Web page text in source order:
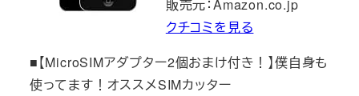
販売元：Amazon.co.jp
クチコミを見る
■【MicroSIMアダプター2個おまけ付き！】僕自身も
使ってます！オススメSIMカッター